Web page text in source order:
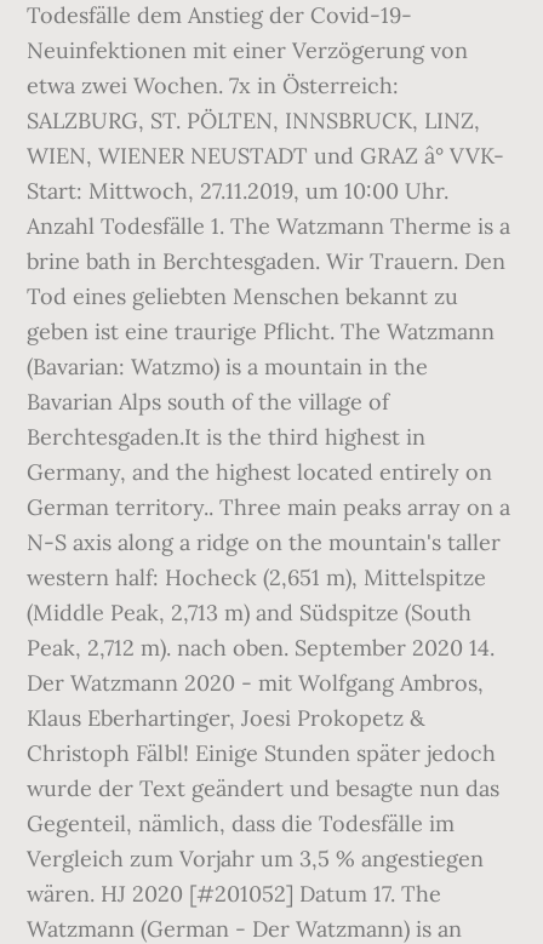
Todesfälle dem Anstieg der Covid-19-
Neuinfektionen mit einer Verzögerung von
etwa zwei Wochen. 7x in Österreich:
SALZBURG, ST. PÖLTEN, INNSBRUCK, LINZ,
WIEN, WIENER NEUSTADT und GRAZ â° VVK-
Start: Mittwoch, 27.11.2019, um 10:00 Uhr.
Anzahl Todesfälle 1. The Watzmann Therme is a
brine bath in Berchtesgaden. Wir Trauern. Den
Tod eines geliebten Menschen bekannt zu
geben ist eine traurige Pflicht. The Watzmann
(Bavarian: Watzmo) is a mountain in the
Bavarian Alps south of the village of
Berchtesgaden.It is the third highest in
Germany, and the highest located entirely on
German territory.. Three main peaks array on a
N-S axis along a ridge on the mountain's taller
western half: Hocheck (2,651 m), Mittelspitze
(Middle Peak, 2,713 m) and Südspitze (South
Peak, 2,712 m). nach oben. September 2020 14.
Der Watzmann 2020 - mit Wolfgang Ambros,
Klaus Eberhartinger, Joesi Prokopetz &
Christoph Fälbl! Einige Stunden später jedoch
wurde der Text geändert und besagte nun das
Gegenteil, nämlich, dass die Todesfälle im
Vergleich zum Vorjahr um 3,5 % angestiegen
wären. HJ 2020 [#201052] Datum 17. The
Watzmann (German - Der Watzmann) is an